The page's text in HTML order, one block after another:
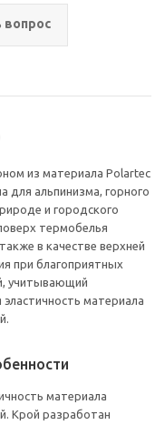
вопрос
из материала Polartec
для альпинизма, горного
и городского
термобелья
в качестве верхней
при благоприятных
учитывающий
материала
материала
Крой разработан